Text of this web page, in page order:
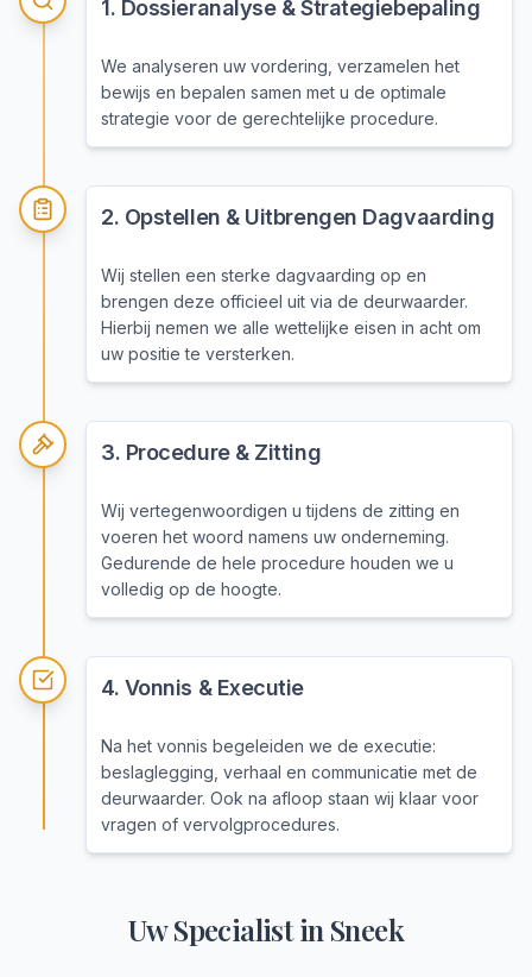
1 . Dossieranalyse & Strategiebepaling
We analyseren uw vordering, verzamelen het
bewijs en bepalen samen met u de optimale
strategie voor de gerechtelijke procedure.
2. Opstellen & Uitbrengen Dagvaarding
Wij stellen een sterke dagvaarding op en
brengen deze officieel uit via de deurwaarder.
Hierbij nemen we alle wettelijke eisen in acht om
uw positie te versterken.
3. Procedure & Zitting
Wij vertegenwoordigen u tijdens de zitting en
voeren het woord namens uw onderneming.
Gedurende de hele procedure houden we u
volledig op de hoogte.
4. Vonnis & Executie
Na het vonnis begeleiden we de executie:
beslaglegging, verhaal en communicatie met de
deurwaarder. Ook na afloop staan wij klaar voor
vragen of vervolgprocedures.
Uw Specialist in Sneek